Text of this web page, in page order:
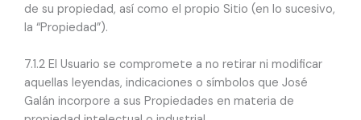
de su propiedad, así como el propio Sitio (en lo sucesivo,
la “Propiedad”).
7.1.2 El Usuario se compromete a no retirar ni modificar
aquellas leyendas, indicaciones o símbolos que José
Galán incorpore a sus Propiedades en materia de